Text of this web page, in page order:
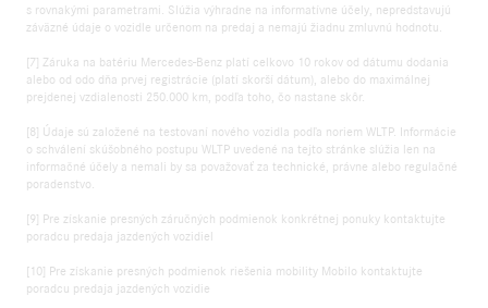
s rovnakými parametrami. Slúžia výhradne na informatívne účely, nepredstavujú
záväzné údaje o vozidle určenom na predaj a nemajú žiadnu zmluvnú hodnotu.
[7] Záruka na batériu Mercedes-Benz platí celkovo 10 rokov od dátumu dodania
alebo od odo dňa prvej registrácie (platí skorší dátum), alebo do maximálnej
prejdenej vzdialenosti 250.000 km, podľa toho, čo nastane skôr.
[8] Údaje sú založené na testovaní nového vozidla podľa noriem WLTP. Informácie
o schválení skúšobného postupu WLTP uvedené na tejto stránke slúžia len na
informačné účely a nemali by sa považovať za technické, právne alebo regulačné
poradenstvo.
[9] Pre získanie presných záručných podmienok konkrétnej ponuky kontaktujte
poradcu predaja jazdených vozidiel
[10] Pre získanie presných podmienok riešenia mobility Mobilo kontaktujte
poradcu predaja jazdených vozidie